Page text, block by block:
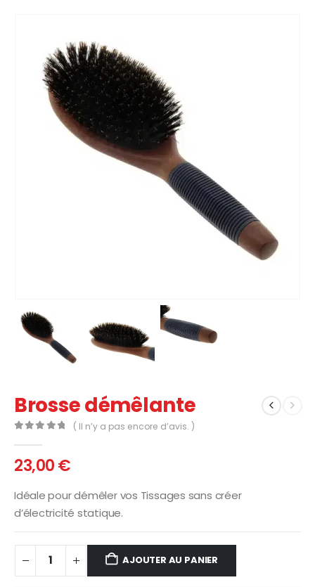
Brosse démêlante
( Il n’y a pas encore d’avis. )
23,00€
Idéale pour démêler vos Tissages sans créer
d’électricité statique.
AJOUTER AU PANIER